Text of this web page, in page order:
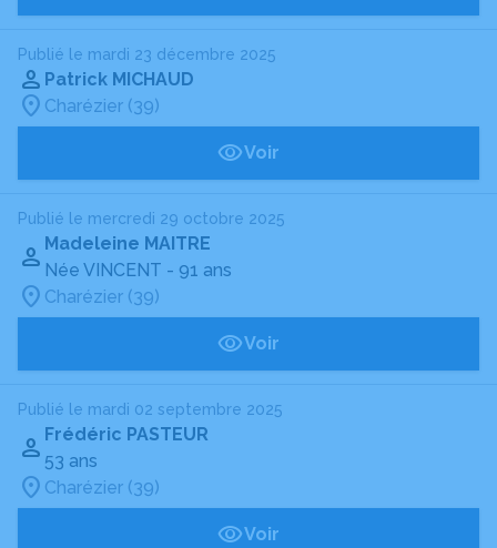
Publié le mardi 23 décembre 2025
Patrick MICHAUD
Charézier (39)
Voir
Publié le mercredi 29 octobre 2025
Madeleine MAITRE
Née VINCENT - 91 ans
Charézier (39)
Voir
Publié le mardi 02 septembre 2025
Frédéric PASTEUR
53 ans
Charézier (39)
Voir